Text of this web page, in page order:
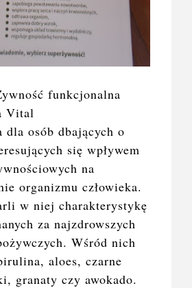
funkcjonalna
Vital
dla osób dbających o
się wpływem
na
organizmu człowieka.
w niej charakterystykę
za najzdrowszych
Wśród nich
aloes, czarne
granaty czy awokado.